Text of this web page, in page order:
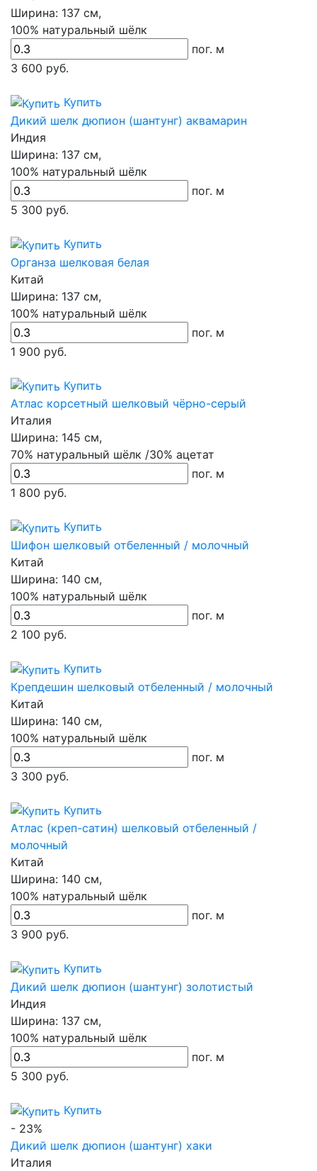
Ширина: 137 см,
100% натуральный шёлк
пог. м
3 600руб.
Купить
Дикий шелк дюпион (шантунг) аквамарин
Индия
Ширина: 137 см,
100% натуральный шёлк
пог. м
5 300руб.
Купить
Органза шелковая белая
Китай
Ширина: 137 см,
100% натуральный шёлк
пог. м
1 900руб.
Купить
Атлас корсетный шелковый чёрно-серый
Италия
Ширина: 145 см,
70% натуральный шёлк /30% ацетат
пог. м
1 800руб.
Купить
Шифон шелковый отбеленный / молочный
Китай
Ширина: 140 см,
100% натуральный шёлк
пог. м
2 100руб.
Купить
Крепдешин шелковый отбеленный / молочный
Китай
Ширина: 140 см,
100% натуральный шёлк
пог. м
3 300руб.
Купить
Атлас (креп-сатин) шелковый отбеленный /
молочный
Китай
Ширина: 140 см,
100% натуральный шёлк
пог. м
3 900руб.
Купить
Дикий шелк дюпион (шантунг) золотистый
Индия
Ширина: 137 см,
100% натуральный шёлк
пог. м
5 300руб.
Купить
- 23%
Дикий шелк дюпион (шантунг) хаки
Италия